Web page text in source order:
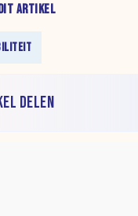
ARTIKEL
DELEN